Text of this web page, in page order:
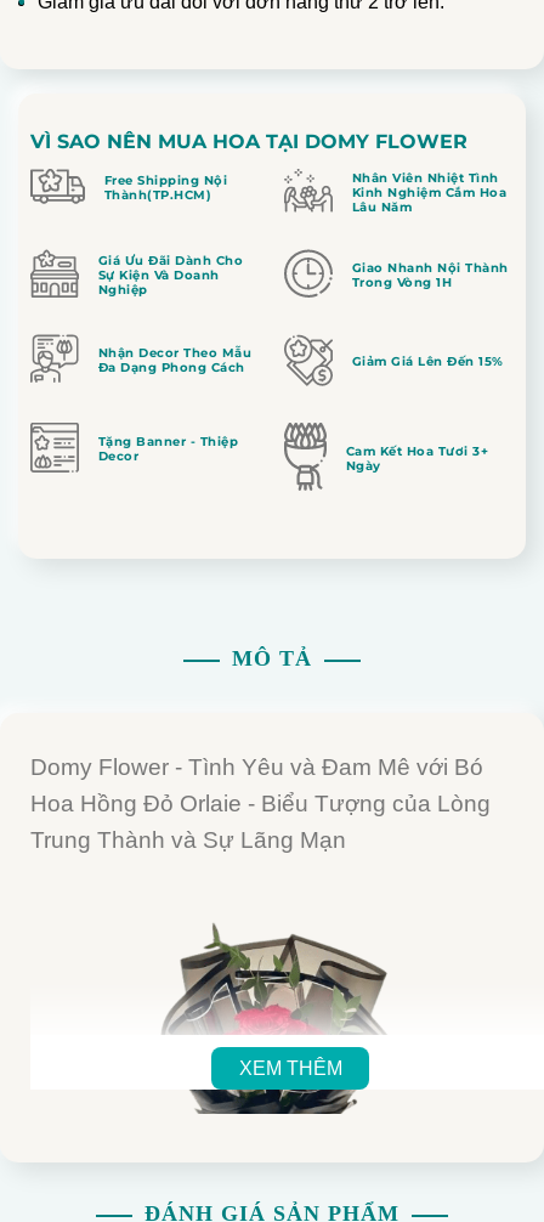
VÌ SAO NÊN MUA HOA TẠI DOMY FLOWER
Free Shipping Nội
Thành(TP.HCM)
Nhân Viên Nhiệt Tình
Kinh Nghiệm Cắm Hoa
Lâu Năm
Giá Ưu Đãi Dành Cho
Sự Kiện Và Doanh
Nghiệp
Giao Nhanh Nội Thành
Trong Vòng 1H
Nhận Decor Theo Mẫu
Đa Dạng Phong Cách
Giảm Giá Lên Đến 15%
Tặng Banner - Thiệp
Decor
Cam Kết Hoa Tươi 3+
Ngày
MÔ TẢ
Domy Flower - Tình Yêu và Đam Mê với Bó
Hoa Hồng Đỏ Orlaie - Biểu Tượng của Lòng
Trung Thành và Sự Lãng Mạn
XEM THÊM
ĐÁNH GIÁ SẢN PHẨM